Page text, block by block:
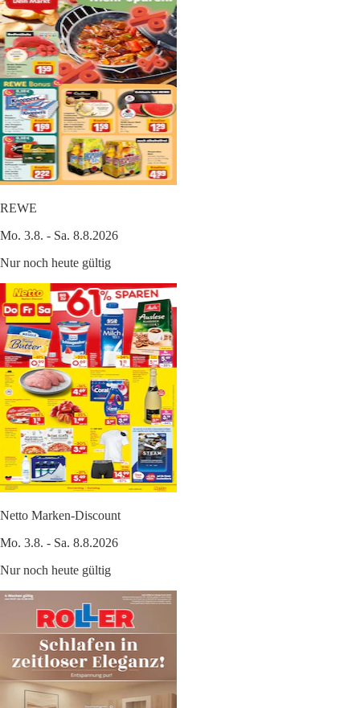
REWE
Mo. 3.8. - Sa. 8.8.2026
Nur noch heute gültig
Netto Marken-Discount
Mo. 3.8. - Sa. 8.8.2026
Nur noch heute gültig